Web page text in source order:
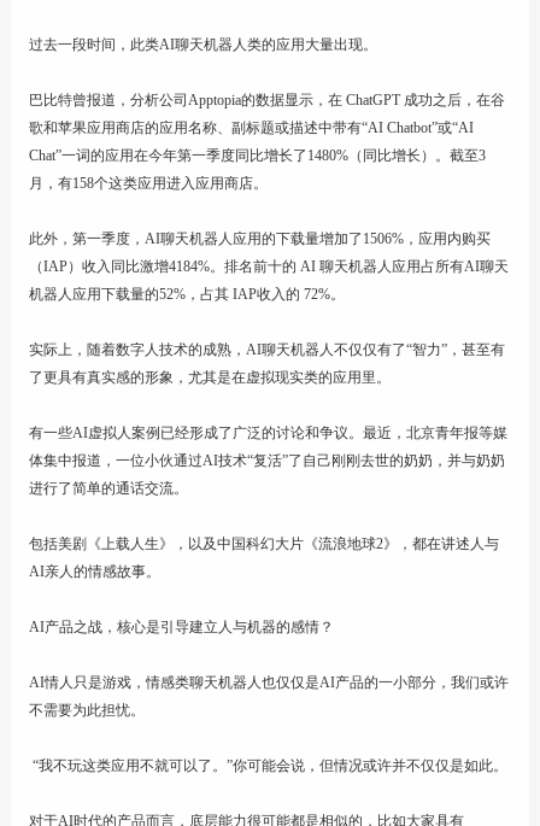
过去一段时间，此类AI聊天机器人类的应用大量出现。
巴比特曾报道，分析公司Apptopia的数据显示，在 ChatGPT 成功之后，在谷
歌和苹果应用商店的应用名称、副标题或描述中带有“AI Chatbot”或“AI
Chat”一词的应用在今年第一季度同比增长了1480%（同比增长）。截至3
月，有158个这类应用进入应用商店。
此外，第一季度，AI聊天机器人应用的下载量增加了1506%，应用内购买
（IAP）收入同比激增4184%。排名前十的 AI 聊天机器人应用占所有AI聊天
机器人应用下载量的52%，占其 IAP收入的 72%。
实际上，随着数字人技术的成熟，AI聊天机器人不仅仅有了“智力”，甚至有
了更具有真实感的形象，尤其是在虚拟现实类的应用里。
有一些AI虚拟人案例已经形成了广泛的讨论和争议。最近，北京青年报等媒
体集中报道，一位小伙通过AI技术“复活”了自己刚刚去世的奶奶，并与奶奶
进行了简单的通话交流。
包括美剧《上载人生》，以及中国科幻大片《流浪地球2》，都在讲述人与
AI亲人的情感故事。
AI产品之战，核心是引导建立人与机器的感情？
AI情人只是游戏，情感类聊天机器人也仅仅是AI产品的一小部分，我们或许
不需要为此担忧。
“我不玩这类应用不就可以了。”你可能会说，但情况或许并不仅仅是如此。
对于AI时代的产品而言，底层能力很可能都是相似的，比如大家具有